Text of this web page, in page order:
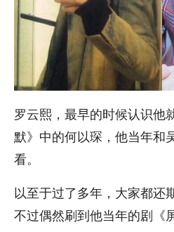
罗云熙，最早的时候认识他
默》中的何以琛，他当年和
看。
以至于过了多年，大家都还
不过偶然刷到他当年的剧《